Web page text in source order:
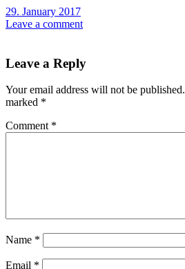
29. January 2017
Leave a comment
Leave a Reply
Your email address will not be published.
marked *
Comment *
Name *
Email *